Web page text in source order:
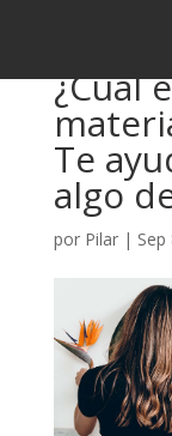
¿Cuál
Te
algo
por Pilar| Sep